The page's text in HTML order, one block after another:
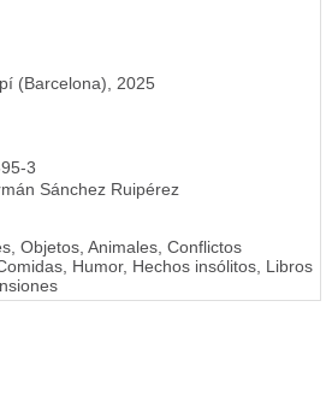
(Barcelona), 2025
3
Sánchez Ruipérez
Objetos, Animales, Conflictos
Humor, Hechos insólitos, Libros